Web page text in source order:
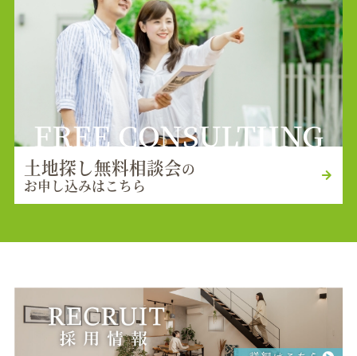
FREE CONSULTIING
土地探し無料相談会の
お申し込みはこちら